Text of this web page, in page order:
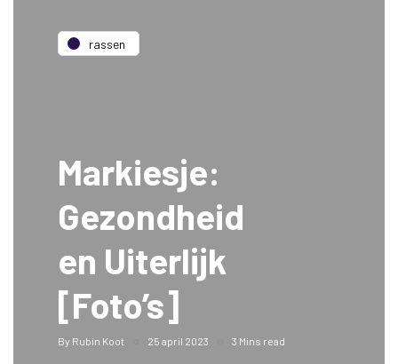
rassen
Markiesje:
Gezondheid
en Uiterlijk
[Foto’s]
By Rubin Koot 25 april 2023 3 Mins read